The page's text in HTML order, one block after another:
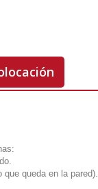
queda en la pared).